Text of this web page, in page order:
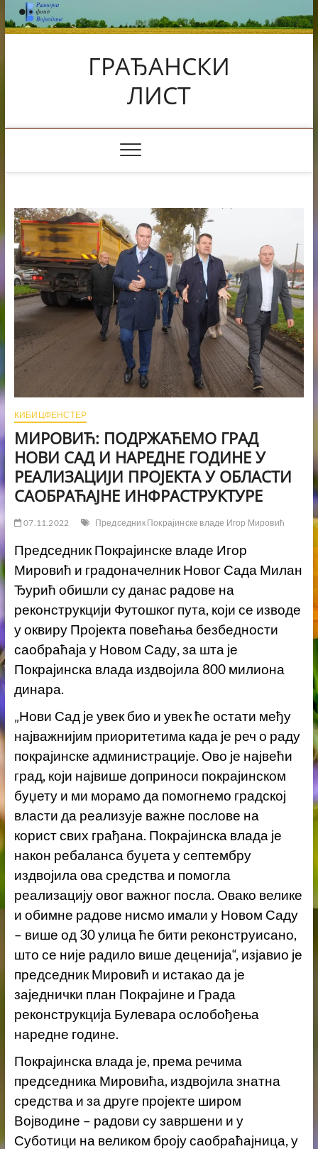
Skip
to
content
ГРАЂАНСКИ
ЛИСТ
КИБИЦФЕНСТЕР
МИРОВИЋ: ПОДРЖАЋЕМО ГРАД
НОВИ САД И НАРЕДНЕ ГОДИНЕ У
РЕАЛИЗАЦИЈИ ПРОЈЕКТА У ОБЛАСТИ
САОБРАЋАЈНЕ ИНФРАСТРУКТУРЕ
07.11.2022 Председник Покрајинске владе Игор Мировић
Председник Покрајинске владе Игор
Мировић и градоначелник Новог Сада Милан
Ђурић обишли су данас радове на
реконструкцији Футошког пута, који се изводе
у оквиру Пројекта повећања безбедности
саобраћаја у Новом Саду, за шта је
Покрајинска влада издвојила 800 милиона
динара.
„Нови Сад је увек био и увек ће остати међу
најважнијим приоритетима када је реч о раду
покрајинске администрације. Ово је највећи
град, који највише доприноси покрајинском
буџету и ми морамо да помогнемо градској
власти да реализује важне послове на
корист свих грађана. Покрајинска влада је
након ребаланса буџета у септембру
издвојила ова средства и помогла
реализацију овог важног посла. Овако велике
и обимне радове нисмо имали у Новом Саду
– више од 30 улица ће бити реконструисано,
што се није радило више деценија“, изјавио је
председник Мировић и истакао да је
заједнички план Покрајине и Града
реконструкција Булевара ослобођења
наредне године.
Покрајинска влада је, према речима
председника Мировића, издвојила знатна
средства и за друге пројекте широм
Војводине – радови су завршени и у
Суботици на великом броју саобраћајница, у